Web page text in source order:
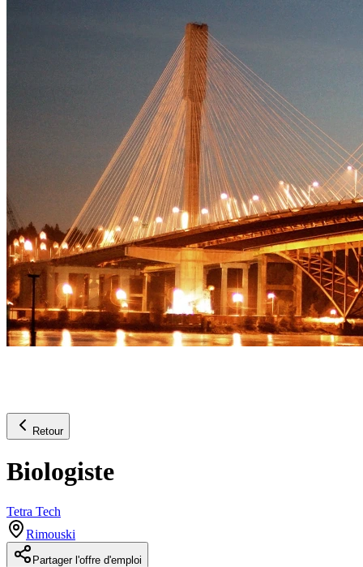
Retour
Biologiste
Tetra Tech
Rimouski
Partager l'offre d'emploi